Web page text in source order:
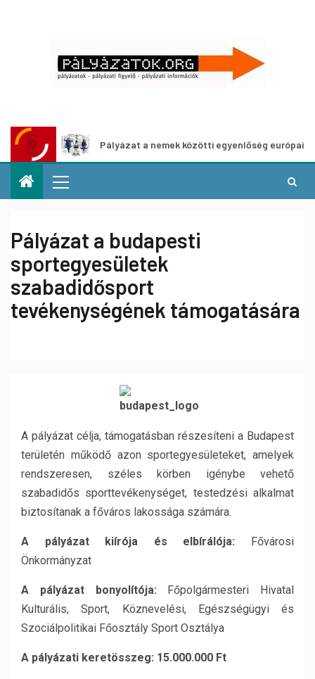
Pályázat a nemek közötti egyenlőség európai
Pályázat a budapesti
sportegyesületek
szabadidősport
tevékenységének támogatására
A pályázat célja, támogatásban részesíteni a Budapest
területén működő azon sportegyesületeket, amelyek
rendszeresen, széles körben igénybe vehető
szabadidős sporttevékenységet, testedzési alkalmat
biztosítanak a főváros lakossága számára.
A pályázat kiírója és elbírálója: Fővárosi
Önkormányzat
A pályázat bonyolítója: Főpolgármesteri Hivatal
Kulturális, Sport, Köznevelési, Egészségügyi és
Szociálpolitikai Főosztály Sport Osztálya
A pályázati keretösszeg: 15.000.000 Ft